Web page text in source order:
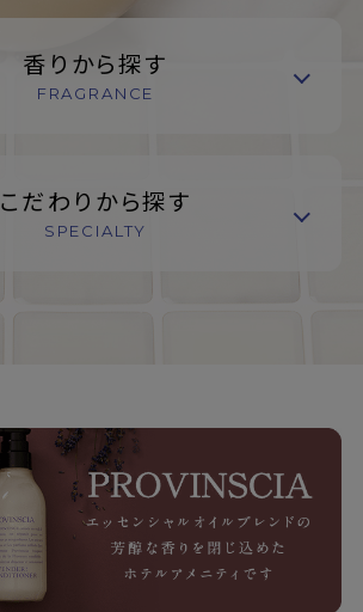
香りから探す
FRAGRANCE
こだわりから探す
SPECIALTY